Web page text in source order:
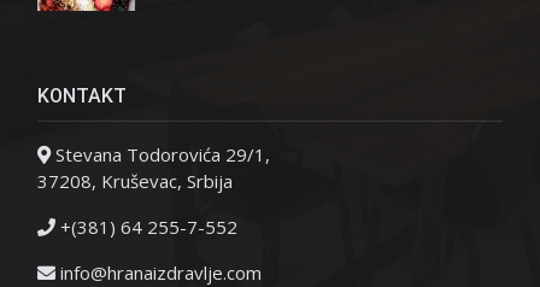
KONTAKT
Stevana Todorovića 29/1,
37208, Kruševac, Srbija
+(381) 64 255-7-552
info@hranaizdravlje.com